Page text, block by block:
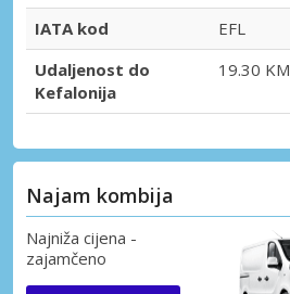
IATA kod
EFL
Udaljenost do
Kefalonija
19.30 KM
Najam kombija
Najniža cijena -
zajamčeno